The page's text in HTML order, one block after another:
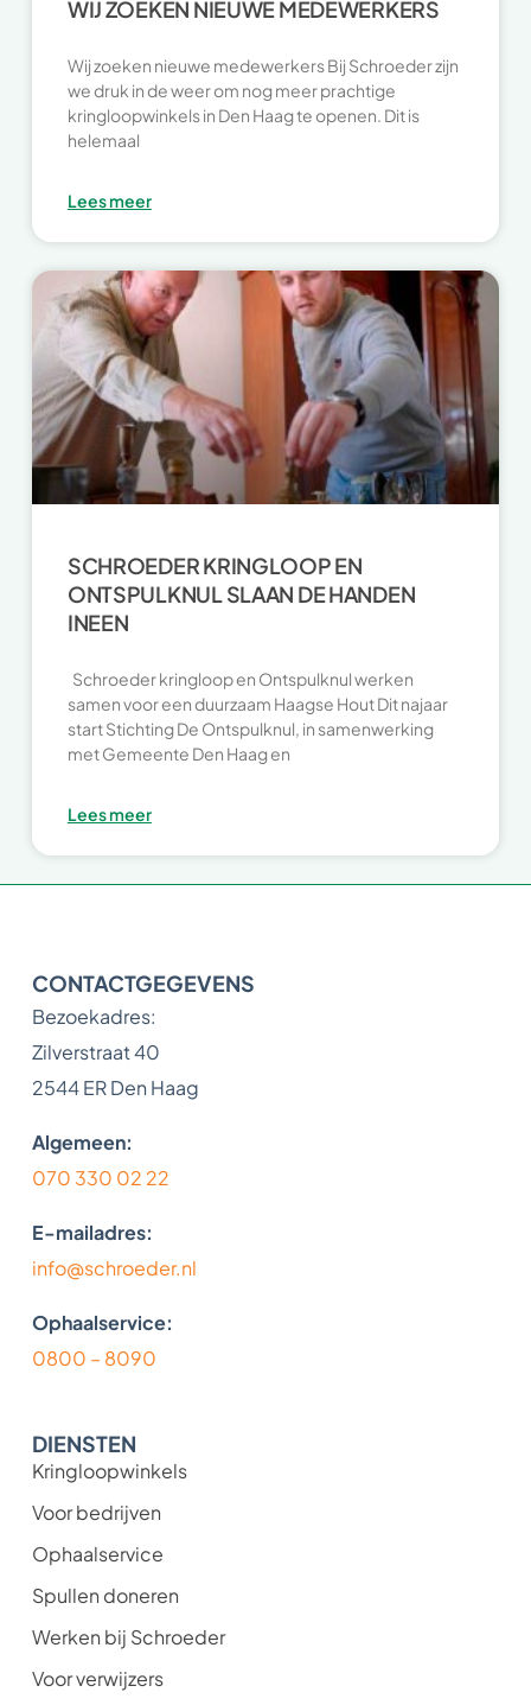
WIJ ZOEKEN NIEUWE MEDEWERKERS
Wij zoeken nieuwe medewerkers Bij Schroeder zijn
we druk in de weer om nog meer prachtige
kringloopwinkels in Den Haag te openen. Dit is
helemaal
Lees meer
SCHROEDER KRINGLOOP EN
ONTSPULKNUL SLAAN DE HANDEN
INEEN
Schroeder kringloop en Ontspulknul werken
samen voor een duurzaam Haagse Hout Dit najaar
start Stichting De Ontspulknul, in samenwerking
met Gemeente Den Haag en
Lees meer
CONTACTGEGEVENS
Bezoekadres:
Zilverstraat 40
2544 ER Den Haag
Algemeen:
070 330 02 22
E-mailadres:
info@schroeder.nl
Ophaalservice:
0800 – 8090
DIENSTEN
Kringloopwinkels
Voor bedrijven
Ophaalservice
Spullen doneren
Werken bij Schroeder
Voor verwijzers